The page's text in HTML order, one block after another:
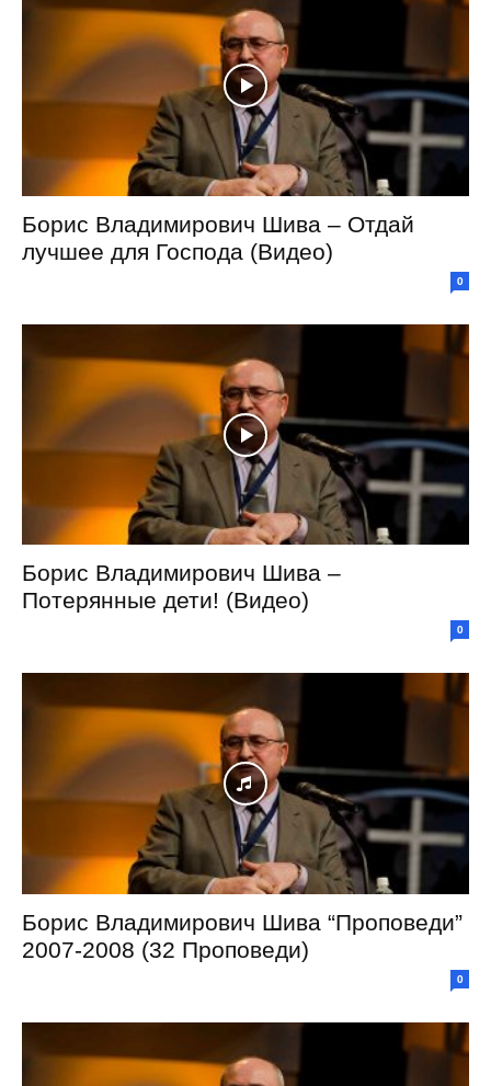
Борис Владимирович Шива – Отдай
лучшее для Господа (Видео)
0
Борис Владимирович Шива –
Потерянные дети! (Видео)
0
Борис Владимирович Шива “Проповеди”
2007-2008 (32 Проповеди)
0